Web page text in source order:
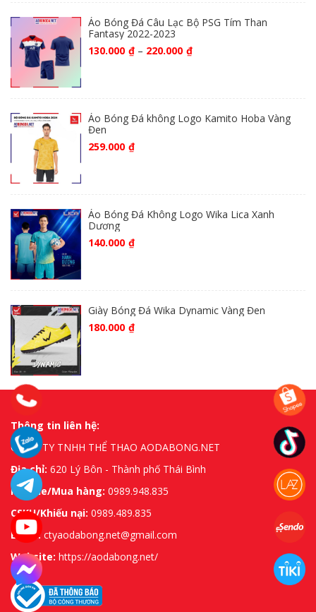
Áo Bóng Đá Câu Lạc Bộ PSG Tím Than
Fantasy 2022-2023
130.000 ₫ – 220.000 ₫
Áo Bóng Đá không Logo Kamito Hoba Vàng
Đen
259.000 ₫
Áo Bóng Đá Không Logo Wika Lica Xanh
Dương
140.000 ₫
Giày Bóng Đá Wika Dynamic Vàng Đen
180.000 ₫
Thông tin liên hệ:
CÔNG TY TNHH THỂ THAO AODABONG.NET
Địa chỉ: 620 Lý Bôn - Thành phố Thái Bình
Hotline/Mua hàng: 0989.948.835
CSKH/Khiếu nại: 0989.489.835
Email:ctyaodabong.net@gmail.com
Website: https://aodabong.net/